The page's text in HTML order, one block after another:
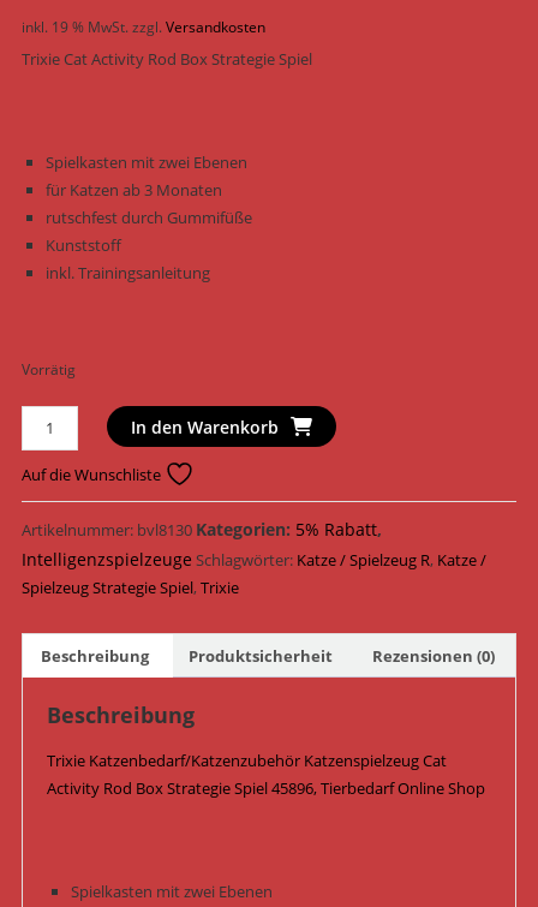
inkl. 19 % MwSt.zzgl.Versandkosten
Trixie Cat Activity Rod Box Strategie Spiel
Spielkasten mit zwei Ebenen
für Katzen ab 3 Monaten
rutschfest durch Gummifüße
Kunststoff
inkl. Trainingsanleitung
Vorrätig
Trixie
Katzenspielzeug
Cat
Activity
Rod
Box
Strategie
20
Menge
In den Warenkorb
Auf die Wunschliste
Artikelnummer: bvl8130 Kategorien: 5% Rabatt,
Intelligenzspielzeuge Schlagwörter: Katze / Spielzeug R, Katze /
Spielzeug Strategie Spiel,Trixie
Beschreibung Produktsicherheit Rezensionen (0)
Beschreibung
Trixie Katzenbedarf/Katzenzubehör Katzenspielzeug Cat
Activity Rod Box Strategie Spiel 45896, Tierbedarf Online Shop
Spielkasten mit zwei Ebenen